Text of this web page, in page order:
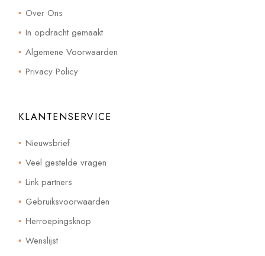
Over Ons
In opdracht gemaakt
Algemene Voorwaarden
Privacy Policy
KLANTENSERVICE
Nieuwsbrief
Veel gestelde vragen
Link partners
Gebruiksvoorwaarden
Herroepingsknop
Wenslijst